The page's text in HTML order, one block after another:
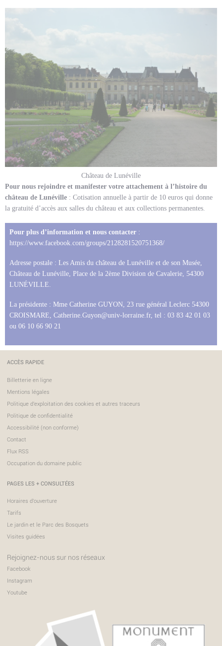
Château de Lunéville
Pour nous rejoindre et manifester votre attachement à l’histoire du
château de Lunéville : Cotisation annuelle à partir de 10 euros qui donne
la gratuité d’accès aux salles du château et aux collections permanentes.
Pour plus d’information et nous contacter:
https://www.facebook.com/groups/2128281520751368/
Adresse postale : Les Amis du château de Lunéville et de son Musée,
Château de Lunéville, Place de la 2ème Division de Cavalerie, 54300
LUNÉVILLE.
La présidente : Mme Catherine GUYON, 23 rue général Leclerc 54300
CROISMARE, Catherine.Guyon@univ-lorraine.fr, tel : 03 83 42 01 03
ou 06 10 66 90 21
ACCÈS RAPIDE
Billetterie en ligne
Mentions légales
Politique d'exploitation des cookies et autres traceurs
Politique de confidentialité
Accessibilité (non conforme)
Contact
Flux RSS
Occupation du domaine public
PAGES LES + CONSULTÉES
Horaires d'ouverture
Tarifs
Le jardin et le Parc des Bosquets
Visites guidées
Rejoignez-nous sur nos réseaux
Facebook
Instagram
Youtube